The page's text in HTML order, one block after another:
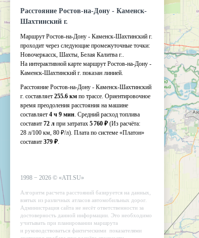
Расстояние Ростов-на-Дону - Каменск-
Шахтинский г.
Маршрут Ростов-на-Дону - Каменск-Шахтинский г.
проходит через следующие промежуточные точки:
Новочеркасск, Шахты, Белая Калитва г..
На интерактивной карте маршрут Ростов-на-Дону -
Каменск-Шахтинский г. показан линией.
Расстояние Ростов-на-Дону - Каменск-Шахтинский
г. составляет 255.6 км по трассе. Ориентировочное
время преодоления расстояния на машине
составляет 4 ч 9 мин. Средний расход топлива
составит 72 л при затратах 5 760 ₽ (Из расчёта:
28 л/100 км, 80 ₽/л). Плата по системе «Платон»
составит 379 ₽.
1998 − 2026 © «ATI.SU»
Алгоритм расчета расстояний базируется на данных,
взятых из различных атласов автомобильных дорог.
Администрация сайта не несёт ответственности за
достоверность данной информации. Это необходимо
учитывать при планировании маршрута
и руководствоваться фактическими показателями